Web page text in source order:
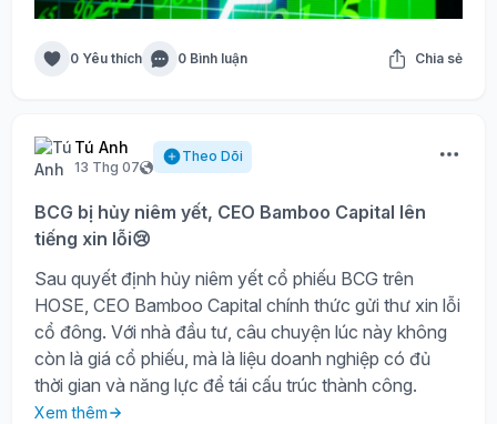
0 Yêu thích 0 Bình luận Chia sẻ
Tú Anh
13 Thg 07
Theo Dõi
BCG bị hủy niêm yết, CEO Bamboo Capital lên
tiếng xin lỗi😢
Sau quyết định hủy niêm yết cổ phiếu BCG trên
HOSE, CEO Bamboo Capital chính thức gửi thư xin lỗi
cổ đông. Với nhà đầu tư, câu chuyện lúc này không
còn là giá cổ phiếu, mà là liệu doanh nghiệp có đủ
thời gian và năng lực để tái cấu trúc thành công.
Xem thêm